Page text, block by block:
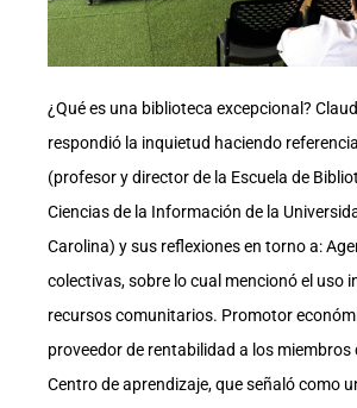
¿Qué es una biblioteca excepcional?
respondió la inquietud haciendo
(profesor y director de la Escuela de
Ciencias de la Información de la
Carolina) y sus reflexiones en torno a:
colectivas, sobre lo cual mencionó el uso
recursos comunitarios. Promotor
proveedor de rentabilidad a los miembros
Centro de aprendizaje, que señaló como